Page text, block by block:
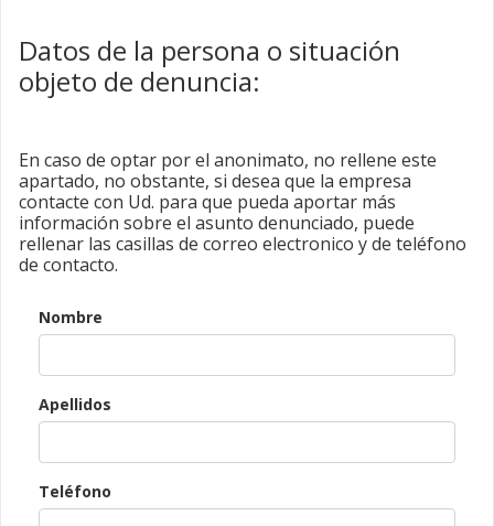
Datos de la persona o situación
objeto de denuncia:
En caso de optar por el anonimato, no rellene este
apartado, no obstante, si desea que la empresa
contacte con Ud. para que pueda aportar más
información sobre el asunto denunciado, puede
rellenar las casillas de correo electronico y de teléfono
de contacto.
Nombre
Apellidos
Teléfono